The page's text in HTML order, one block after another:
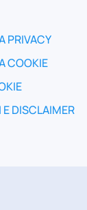
PRIVACY
COOKIE
E DISCLAIMER